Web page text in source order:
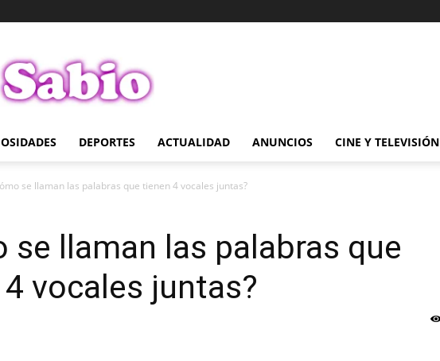
Sabio
DEPORTES ACTUALIDAD ANUNCIOS CINE Y TELEVISIÓN
se llaman las palabras que tienen 4 vocales juntas?
se llaman las palabras que
vocales juntas?